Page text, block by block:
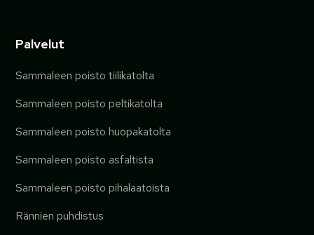
Palvelut
Sammaleen poisto tiilikatolta
Sammaleen poisto peltikatolta
Sammaleen poisto huopakatolta
Sammaleen poisto asfaltista
Sammaleen poisto pihalaatoista
Rännien puhdistus